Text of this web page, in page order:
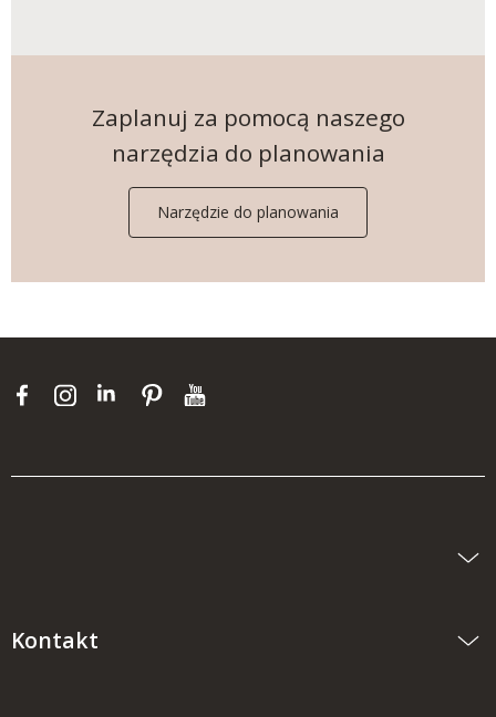
Zaplanuj za pomocą naszego
narzędzia do planowania
Narzędzie do planowania
Kontakt